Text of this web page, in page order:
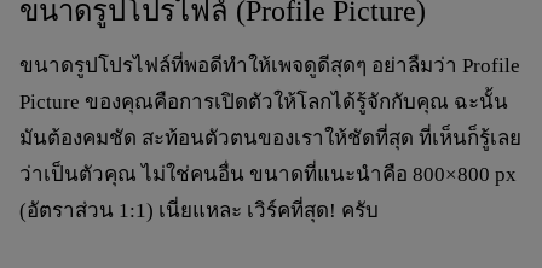
ขนาดรูปโปรไฟล์ (Profile Picture)
ขนาดรูปโปรไฟล์ที่พอดีทำให้เพจดูดีสุดๆ อย่าลืมว่า Profile
Picture ของคุณคือการเปิดตัวให้โลกได้รู้จักกับคุณ ฉะนั้น
มันต้องคมชัด สะท้อนตัวตนของเราให้ชัดที่สุด ที่เห็นก็รู้เลย
ว่าเป็นตัวคุณ ไม่ใช่คนอื่น ขนาดที่แนะนำคือ 800×800 px
(อัตราส่วน 1:1) เนี่ยแหละ เวิร์คที่สุด! ครับ